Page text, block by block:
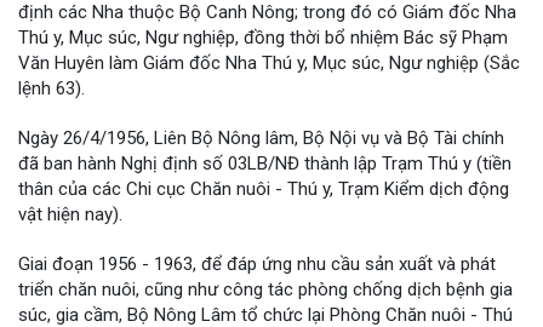
định các Nha thuộc Bộ Canh Nông; trong đó có Giám đốc Nha
Thú y, Mục súc, Ngư nghiệp, đồng thời bổ nhiệm Bác sỹ Phạm
Văn Huyên làm Giám đốc Nha Thú y, Mục súc, Ngư nghiệp (Sắc
lệnh 63).
Ngày 26/4/1956, Liên Bộ Nông lâm, Bộ Nội vụ và Bộ Tài chính
đã ban hành Nghị định số 03LB/NĐ thành lập Trạm Thú y (tiền
thân của các Chi cục Chăn nuôi - Thú y, Trạm Kiểm dịch động
vật hiện nay).
Giai đoạn 1956 - 1963, để đáp ứng nhu cầu sản xuất và phát
triển chăn nuôi, cũng như công tác phòng chống dịch bệnh gia
súc, gia cầm, Bộ Nông Lâm tổ chức lại Phòng Chăn nuôi - Thú